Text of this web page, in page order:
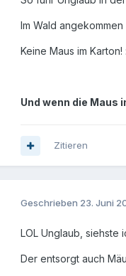
Im Wald
Keine Maus im Karton!
Und wenn die
Zitieren
Geschrieben 23. Juni
LOL Unglaub, siehste
Der entsorgt auch